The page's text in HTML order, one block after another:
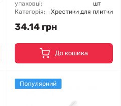
упаковці:
шт
Категорія:
Хрестики для плитки
34.14 грн
До кошика
Популярний